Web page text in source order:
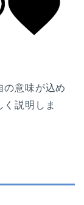
の意味が込め
説明しま